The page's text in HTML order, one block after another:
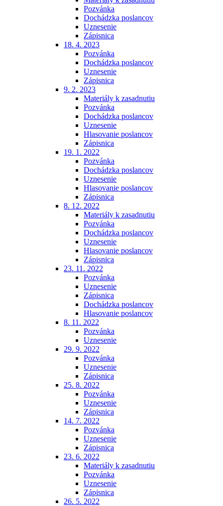
Pozvánka
Dochádzka poslancov
Uznesenie
Zápisnica
18. 4. 2023
Pozvánka
Dochádzka poslancov
Uznesenie
Zápisnica
9. 2. 2023
Materiály k zasadnutiu
Pozvánka
Dochádzka poslancov
Uznesenie
Hlasovanie poslancov
Zápisnica
19. 1. 2022
Pozvánka
Dochádzka poslancov
Uznesenie
Hlasovanie poslancov
Zápisnica
8. 12. 2022
Materiály k zasadnutiu
Pozvánka
Dochádzka poslancov
Uznesenie
Hlasovanie poslancov
Zápisnica
23. 11. 2022
Pozvánka
Uznesenie
Zápisnica
Dochádzka poslancov
Hlasovanie poslancov
8. 11. 2022
Pozvánka
Uznesenie
29. 9. 2022
Pozvánka
Uznesenie
Zápisnica
25. 8. 2022
Pozvánka
Uznesenie
Zápisnica
14. 7. 2022
Pozvánka
Uznesenie
Zápisnica
23. 6. 2022
Materiály k zasadnutiu
Pozvánka
Uznesenie
Zápisnica
26. 5. 2022